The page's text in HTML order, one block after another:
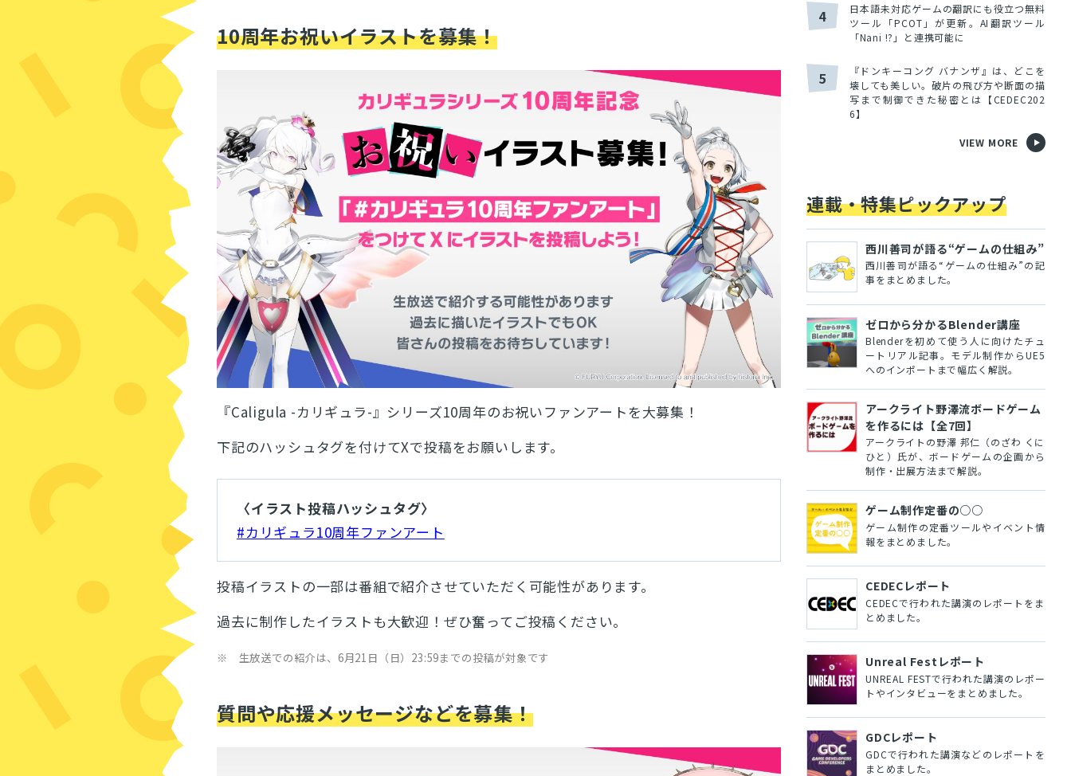
10周年お祝いイラストを募集！
『Caligula -カリギュラ-』シリーズ10周年のお祝いファンアートを大募集！
下記のハッシュタグを付けてXで投稿をお願いします。
〈イラスト投稿ハッシュタグ〉
#カリギュラ10周年ファンアート
投稿イラストの一部は番組で紹介させていただく可能性があります。
過去に制作したイラストも大歓迎！ぜひ奮ってご投稿ください。
※ 生放送での紹介は、6月21日（日）23:59までの投稿が対象です
質問や応援メッセージなどを募集！
4
日本語未対応ゲームの翻訳にも役立つ無料
ツール「PCOT」が更新。AI翻訳ツール
「Nani !?」と連携可能に
5
『ドンキーコング バナンザ』は、どこを
壊しても美しい。破片の飛び方や断面の描
写まで制御できた秘密とは【CEDEC202
6】
VIEW MORE
連載・特集ピックアップ
西川善司が語る“ゲームの仕組み”
西川善司が語る“ゲームの仕組み”の記
事をまとめました。
ゼロから分かるBlender講座
Blenderを初めて使う人に向けたチュ
ートリアル記事。モデル制作からUE5
へのインポートまで幅広く解説。
アークライト野澤流ボードゲーム
を作るには【全7回】
アークライトの野澤 邦仁（のざわ くに
ひと）氏が、ボードゲームの企画から
制作・出展方法まで解説。
ゲーム制作定番の○○
ゲーム制作の定番ツールやイベント情
報をまとめました。
CEDECレポート
CEDECで行われた講演のレポートをま
とめました。
Unreal Festレポート
UNREAL FESTで行われた講演のレポー
トやインタビューをまとめました。
GDCレポート
GDCで行われた講演などのレポートを
まとめました。
とじる